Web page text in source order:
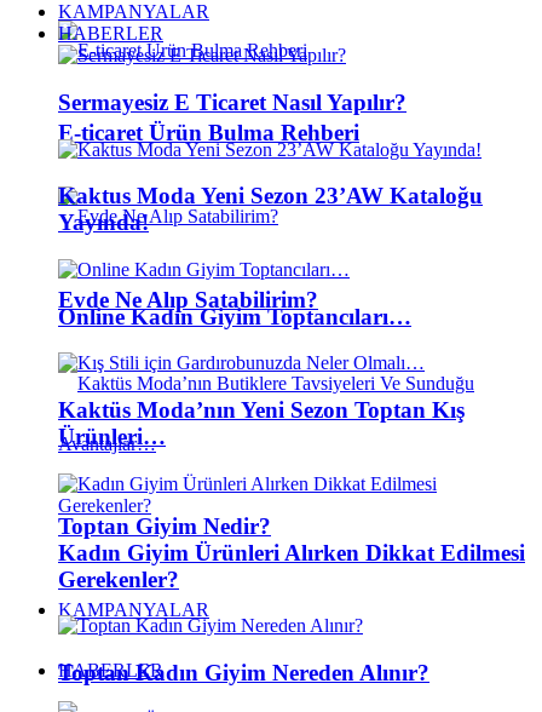
E-ticaret Ürün Bulma Rehberi
Evde Ne Alıp Satabilirim?
Toptan Giyim Nedir?
KAMPANYALAR
HABERLER
KAMPANYALAR
HABERLER
Sermayesiz E Ticaret Nasıl Yapılır?
Kaktus Moda Yeni Sezon 23’AW Kataloğu
Yayında!
Online Kadın Giyim Toptancıları…
Kaktüs Moda’nın Yeni Sezon Toptan Kış
Ürünleri…
Kadın Giyim Ürünleri Alırken Dikkat Edilmesi
Gerekenler?
Toptan Kadın Giyim Nereden Alınır?